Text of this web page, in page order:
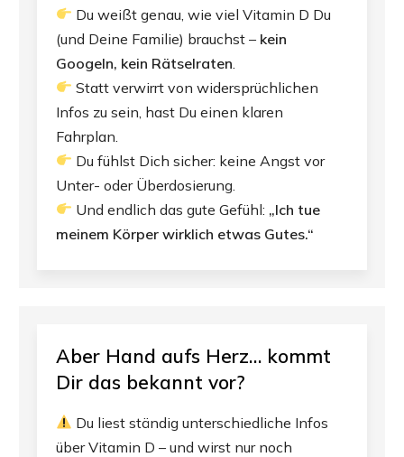
Du weißt genau, wie viel Vitamin D Du
(und Deine Familie) brauchst – kein
Googeln, kein Rätselraten
Statt verwirrt von widersprüchlichen
Infos zu sein, hast Du einen klaren
Fahrplan.
Du fühlst Dich sicher: keine Angst vor
Unter- oder Überdosierung.
Und endlich das gute Gefühl: „Ich tue
meinem Körper wirklich etwas Gutes.“
Aber Hand aufs Herz… kommt
Dir das bekannt vor?
Du liest ständig unterschiedliche Infos
über Vitamin D – und wirst nur noch